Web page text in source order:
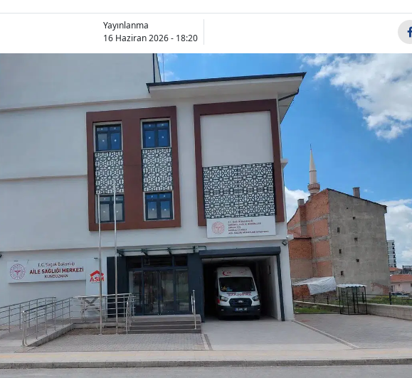
Bitlis
Bolu
Bursa
Çanakkale
Çankırı
Çorum
Denizli
Diyarbakır
Edirne
Elazığ
Yayınlanma
16 Haziran 2026 - 18:20